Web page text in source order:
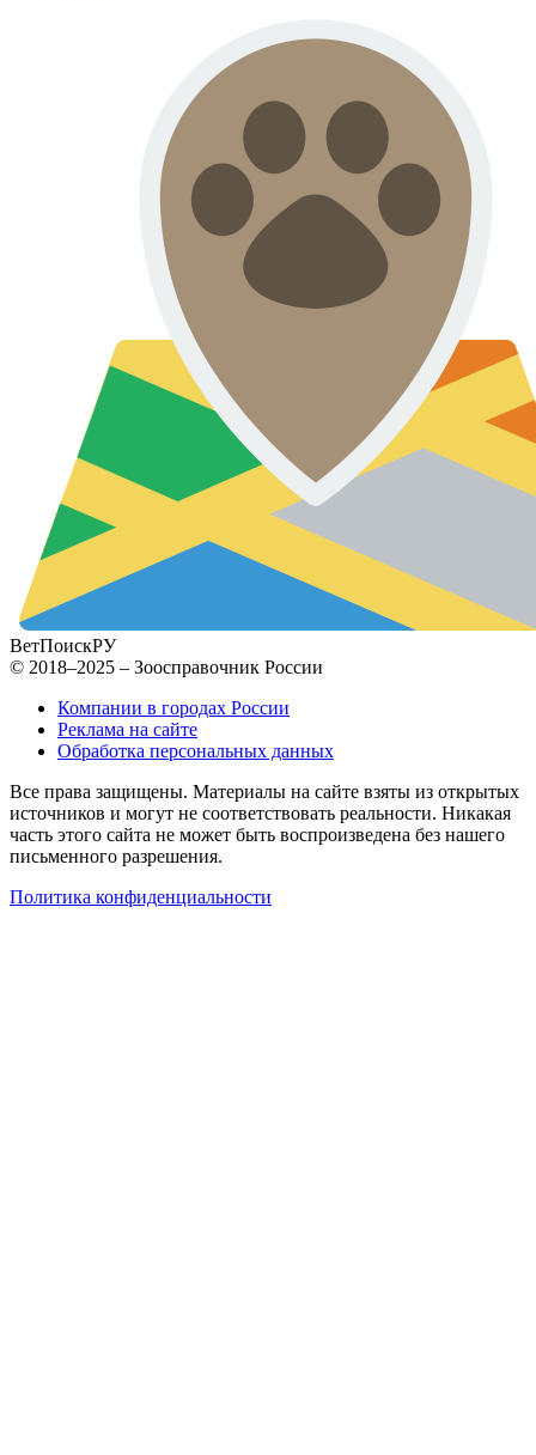
ВетПоискРУ
© 2018–2025 – Зоосправочник России
Компании в городах России
Реклама на сайте
Обработка персональных данных
Все права защищены. Материалы на сайте взяты из открытых
источников и могут не соответствовать реальности. Никакая
часть этого сайта не может быть воспроизведена без нашего
письменного разрешения.
Политика конфиденциальности